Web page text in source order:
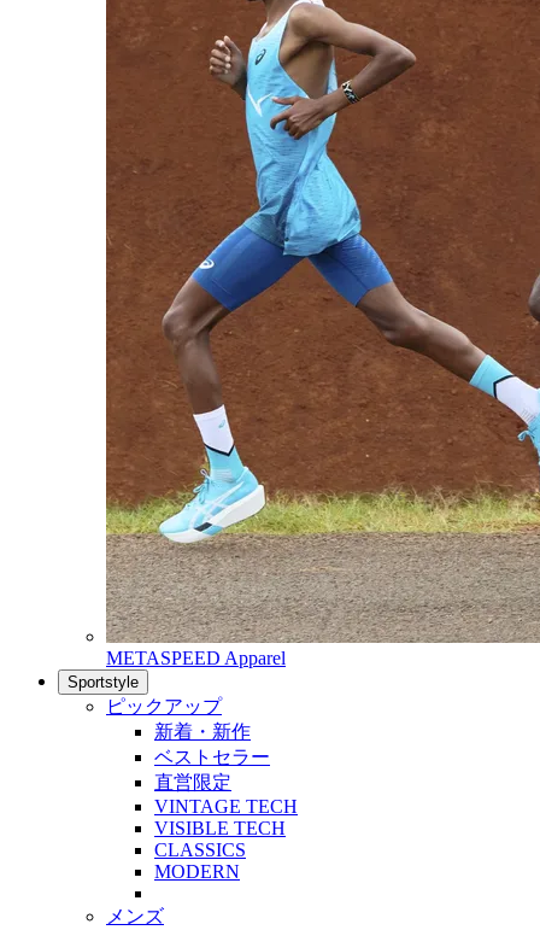
METASPEED Apparel
Sportstyle
ピックアップ
新着・新作
ベストセラー
直営限定
VINTAGE TECH
VISIBLE TECH
CLASSICS
MODERN
メンズ